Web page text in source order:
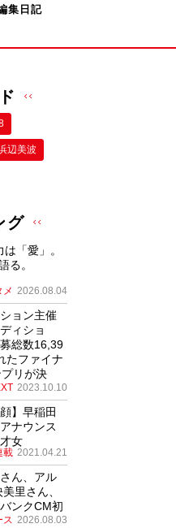
集日記
辺美波
グ
「愛」。
る。
メ 2026.08.04
ョン主催
ィショ
総数16,39
たファイナ
リが決
2023.10.10
】早稲田
ナウンス
女
載 2021.04.21
ん、アル
里さん、
ンクCM初
ス 2026.08.03